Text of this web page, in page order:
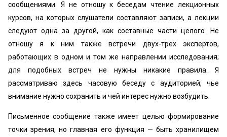
сообщениями. Я не отношу к беседам чтение лекционных
курсов, на которых слушатели составляют записи, а лекции
следуют одна за другой, как составные части целого. Не
отношу я к ним также встречи двух-трех экспертов,
работающих в одном и том же направлении исследования;
для подобных встреч не нужны никакие правила. Я
рассматриваю здесь часовую беседу с аудиторией, чье
внимание нужно сохранить и чей интерес нужно возбудить.
Письменное сообщение также имеет целью формирование
точки зрения, но главная его функция — быть хранилищем